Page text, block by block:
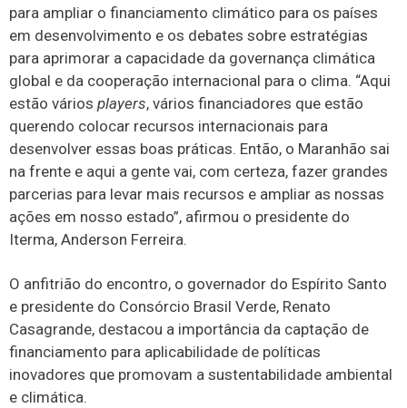
para ampliar o financiamento climático para os países
em desenvolvimento e os debates sobre estratégias
para aprimorar a capacidade da governança climática
global e da cooperação internacional para o clima. “Aqui
estão vários players, vários financiadores que estão
querendo colocar recursos internacionais para
desenvolver essas boas práticas. Então, o Maranhão sai
na frente e aqui a gente vai, com certeza, fazer grandes
parcerias para levar mais recursos e ampliar as nossas
ações em nosso estado”, afirmou o presidente do
Iterma, Anderson Ferreira.
O anfitrião do encontro, o governador do Espírito Santo
e presidente do Consórcio Brasil Verde, Renato
Casagrande, destacou a importância da captação de
financiamento para aplicabilidade de políticas
inovadores que promovam a sustentabilidade ambiental
e climática.